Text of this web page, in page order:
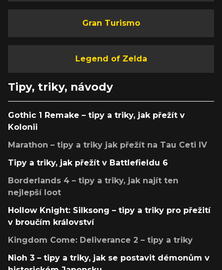
Gran Turismo
Legend of Zelda
Tipy, triky, návody
Gothic 1 Remake – tipy a triky, jak přežít v
Kolonii
Marathon – tipy a triky jak přežít na Tau Ceti IV
Tipy a triky, jak přežít v Battlefieldu 6
Borderlands 4 – tipy a triky, jak najít ten
nejlepší loot
Hollow Knight: Silksong – tipy a triky pro přežití
v broučím království
Kingdom Come: Deliverance 2 – tipy a triky
Nioh 3 – tipy a triky, jak se postavit démonům v